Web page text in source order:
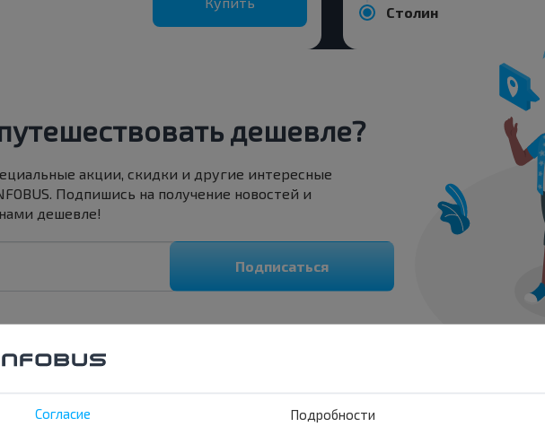
Столин
дешевле?
акции, скидки и другие интересные
Подпишись на получение новостей и
дешевле!
Подписаться
Согласие Подробности